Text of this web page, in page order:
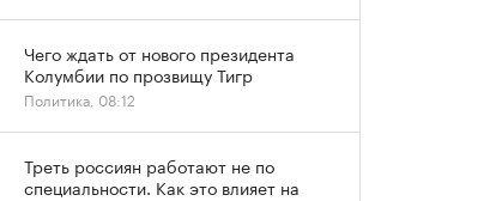
Чего ждать от нового президента
Колумбии по прозвищу Тигр
Политика, 08:12
Треть россиян работают не по
специальности. Как это влияет на